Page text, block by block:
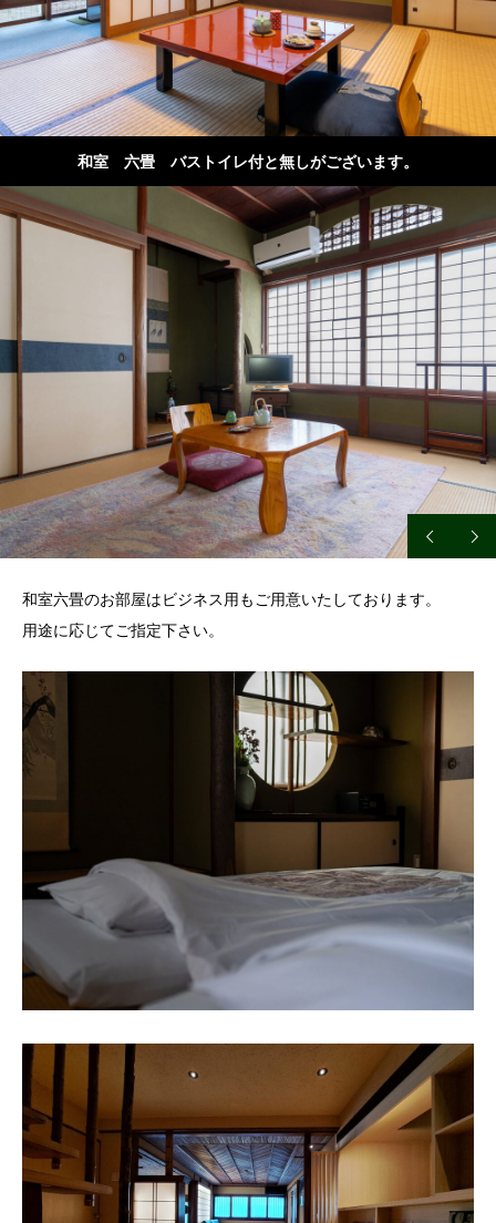
和室 六畳 バストイレ付と無しがございます。
和室六畳のお部屋はビジネス用もご用意いたしております。
用途に応じてご指定下さい。